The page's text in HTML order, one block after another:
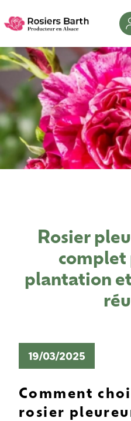
Rosier
complet
plantation
19/03/2025
Comment
rosier